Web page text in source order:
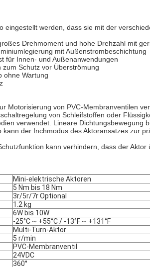
eingestellt werden, dass sie mit der
Drehmoment und hohe Drehzahl mit
mit Außenstrombeschichtung
für Innen- und Außenanwendungen
Schutz vor Überströmung
ohne Wartung
Motorisierung von PVC-Membranventilen
von Schleifstoffen oder
verwendet. Lineare Dichtungsbewegung
der Inchmodus des Aktoransatzes zur
kann verhindern, dass der Aktor
Mini-elektrische Aktoren
5 Nm bis 18 Nm
3r/5r/7r Optional
1.2 kg
6W bis 10W
-25°C ~ +55°C / -13°F ~ +131°F
Multi-Turn-Aktor
5 r/min
PVC-Membranventil
24VDC
360°